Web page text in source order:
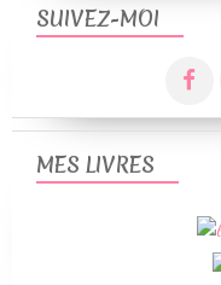
SUIVEZ-MOI
MES LIVRES